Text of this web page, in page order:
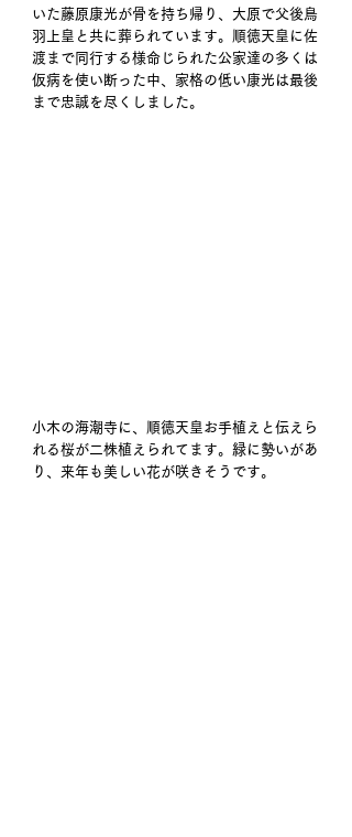
いた藤原康光が骨を持ち帰り、大原で父後鳥
羽上皇と共に葬られています。順徳天皇に佐
渡まで同行する様命じられた公家達の多くは
仮病を使い断った中、家格の低い康光は最後
まで忠誠を尽くしました。
小木の海潮寺に、順徳天皇お手植えと伝えら
れる桜が二株植えられてます。緑に勢いがあ
り、来年も美しい花が咲きそうです。